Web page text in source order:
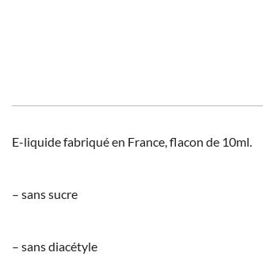
E-liquide fabriqué en France, flacon de 10ml.
– sans sucre
– sans diacétyle